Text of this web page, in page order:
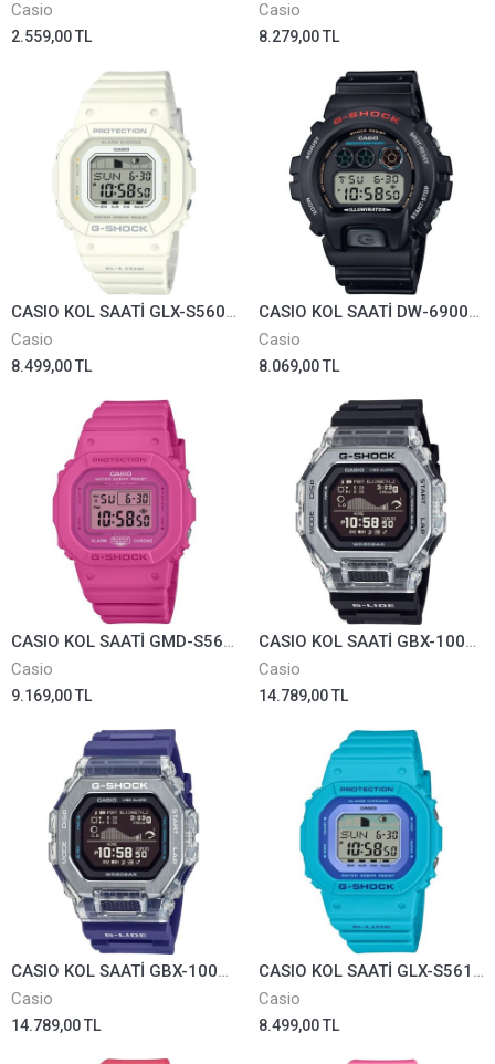
Casio
2.559,00 TL
Casio
8.279,00 TL
CASIO KOL SAATİ GLX-S5600-7BDR
Casio
8.499,00 TL
CASIO KOL SAATİ DW-6900U-1DR
Casio
8.069,00 TL
CASIO KOL SAATİ GMD-S5610PK-4DR
Casio
9.169,00 TL
CASIO KOL SAATİ GBX-100S-1DR
Casio
14.789,00 TL
CASIO KOL SAATİ GBX-100S-2DR
Casio
14.789,00 TL
CASIO KOL SAATİ GLX-S5610-2DR
Casio
8.499,00 TL